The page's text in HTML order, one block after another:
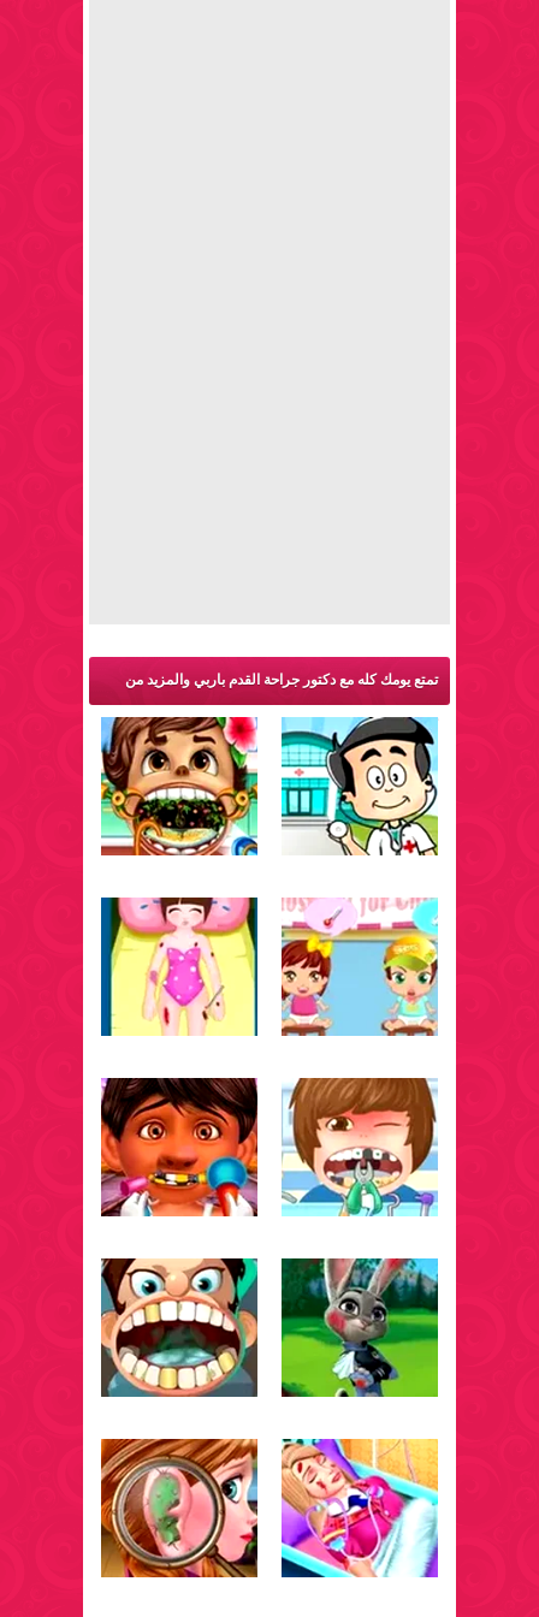
تمتع يومك كله مع دكتور جراحة القدم باربي والمزيد من
ألعاب طبيب: